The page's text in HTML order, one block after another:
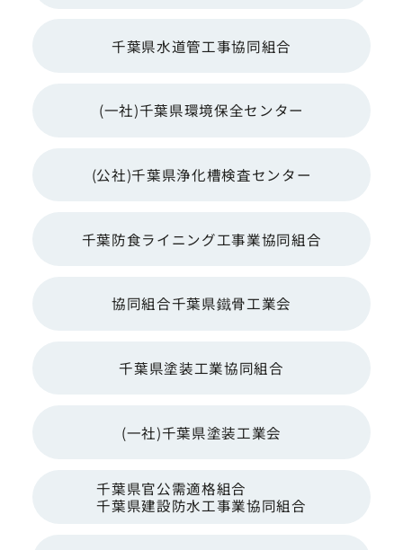
千葉県水道管工事協同組合
(一社)千葉県環境保全センター
(公社)千葉県浄化槽検査センター
千葉防食ライニング工事業協同組合
協同組合千葉県鐵骨工業会
千葉県塗装工業協同組合
(一社)千葉県塗装工業会
千葉県官公需適格組合
千葉県建設防水工事業協同組合